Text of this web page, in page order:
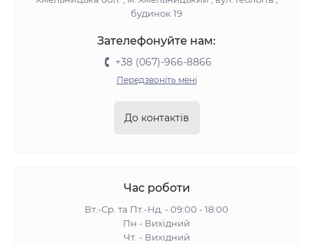
будинок 19
Зателефонуйте нам:
+38 (067)-966-8866
Передзвоніть мені
До контактів
Час роботи
Вт.-Ср. та Пт.-Нд. - 09:00 - 18:00
Пн - Вихідний
Чт. - Вихідний